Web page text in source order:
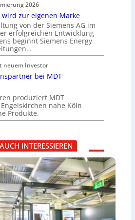
2026
wird zur eigenen Marke
von der Siemens AG im
erfolgreichen Entwicklung
beginnt Siemens Energy
neuem Investor
bei MDT
produziert MDT
nahe Köln
Produkte.
INTERESSIEREN